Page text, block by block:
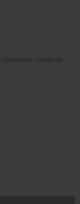
Lightspeed - Theme by